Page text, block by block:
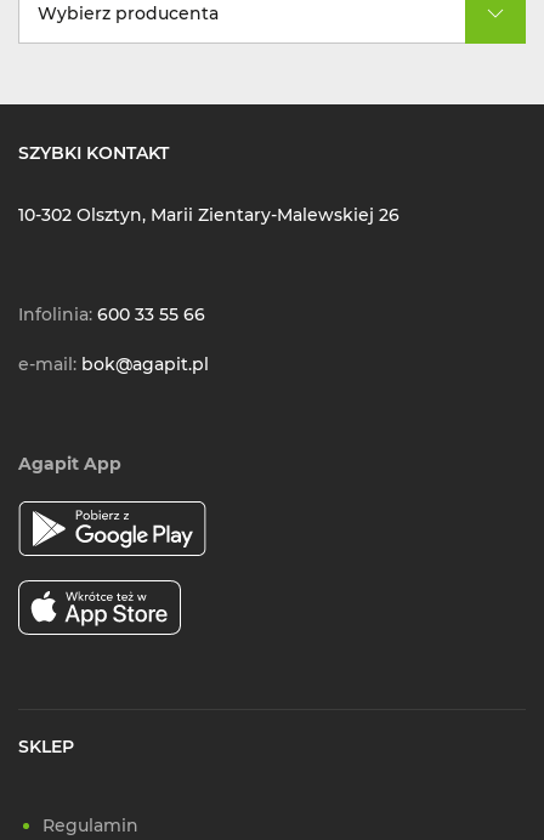
Wybierz producenta
SZYBKI KONTAKT
10-302 Olsztyn, Marii Zientary-Malewskiej 26
Infolinia: 600 33 55 66
e-mail: bok@agapit.pl
Agapit App
SKLEP
Regulamin